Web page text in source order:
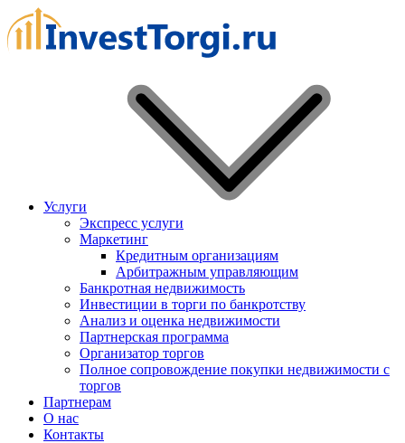
Услуги
Экспресс услуги
Маркетинг
Кредитным организациям
Арбитражным управляющим
Банкротная недвижимость
Инвестиции в торги по банкротству
Анализ и оценка недвижимости
Партнерская программа
Организатор торгов
Полное сопровождение покупки недвижимости с
торгов
Партнерам
О нас
Контакты